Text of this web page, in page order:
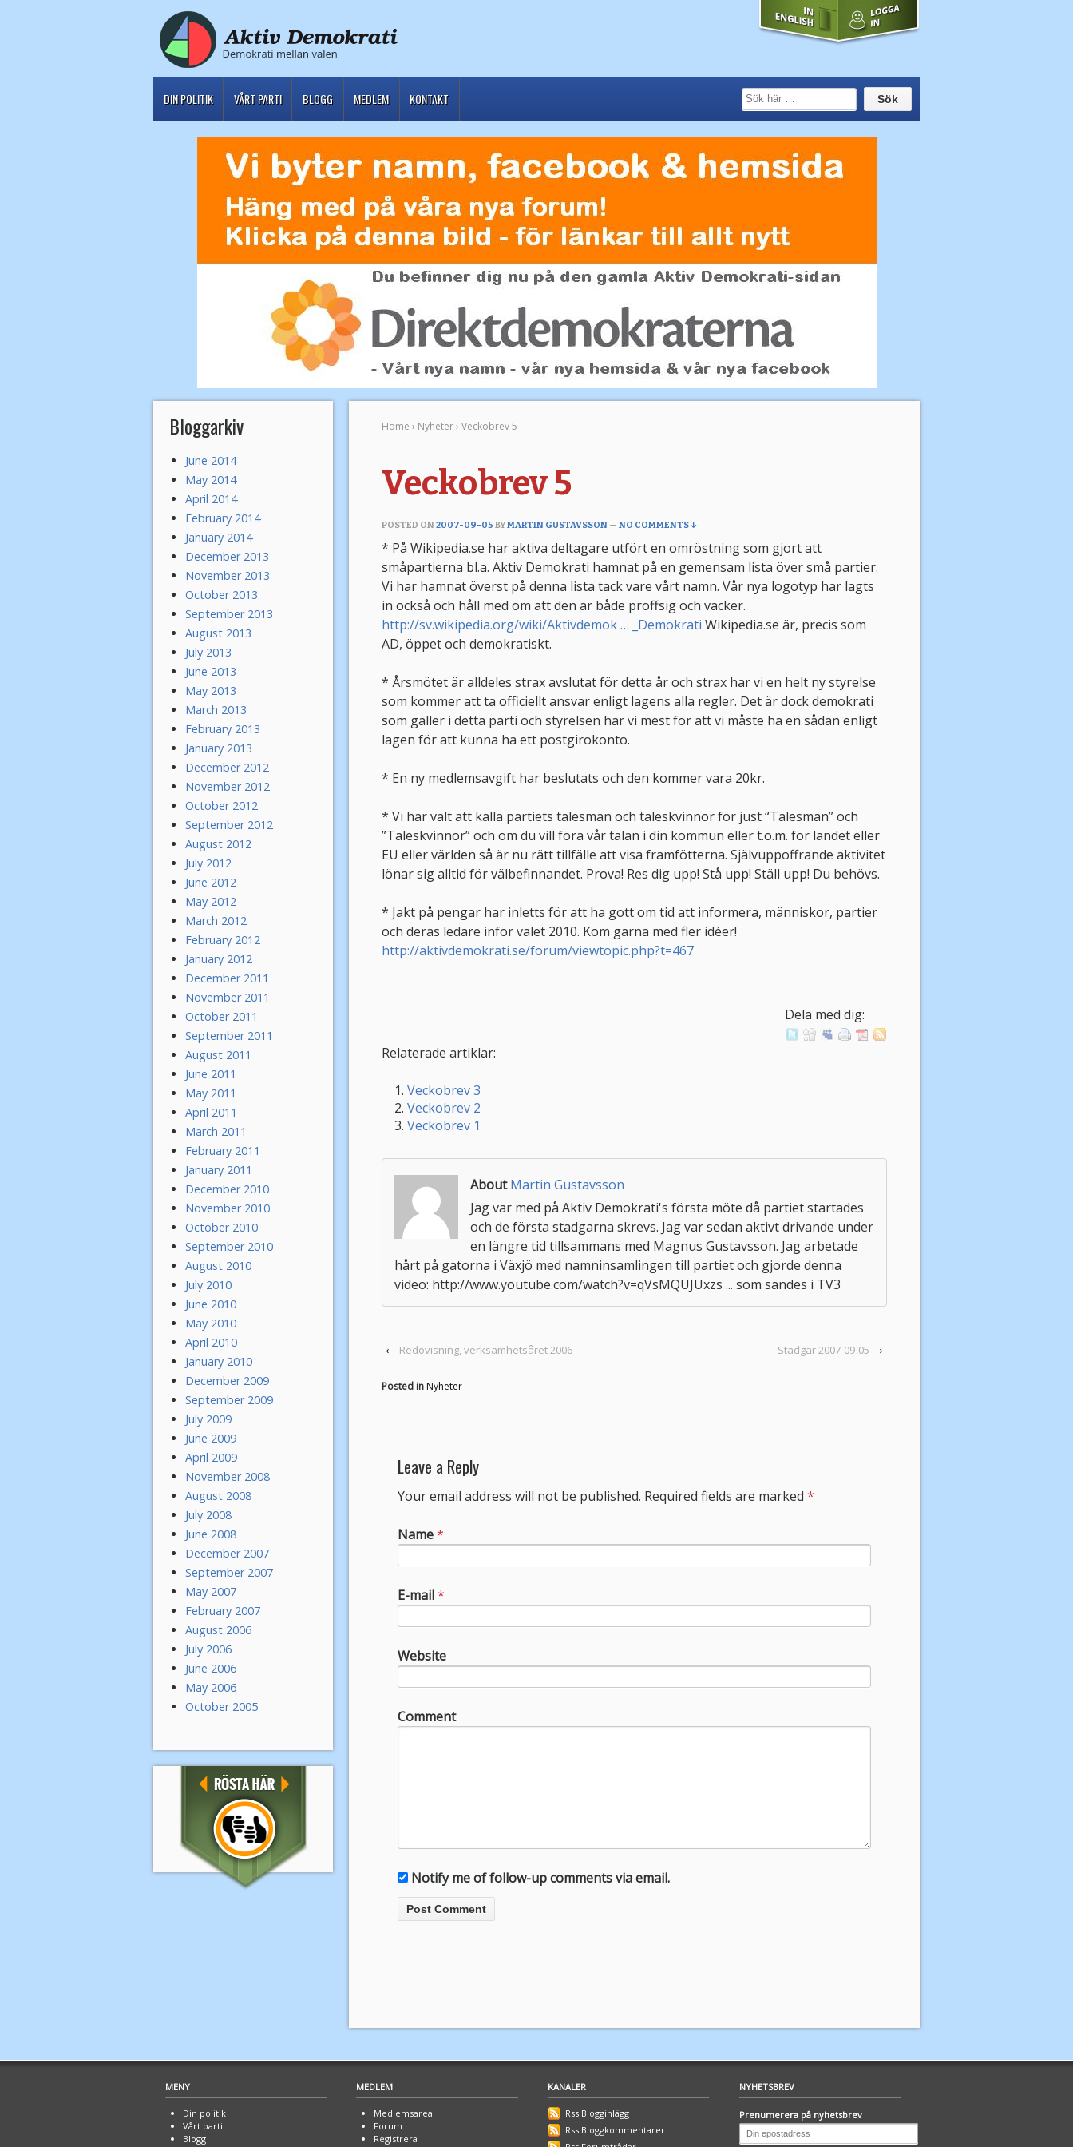
DIN POLITIK VÅRT PARTI BLOGG MEDLEM KONTAKT
Home › Nyheter› Veckobrev 5
Veckobrev 5
POSTED ON2007-09-05 BYMARTIN GUSTAVSSON — NO COMMENTS ↓
* På Wikipedia.se har aktiva deltagare utfört en omröstning som gjort att
småpartierna bl.a. Aktiv Demokrati hamnat på en gemensam lista över små partier.
Vi har hamnat överst på denna lista tack vare vårt namn. Vår nya logotyp har lagts
in också och håll med om att den är både proffsig och vacker.
http://sv.wikipedia.org/wiki/Aktivdemok … _Demokrati Wikipedia.se är, precis som
AD, öppet och demokratiskt.
* Årsmötet är alldeles strax avslutat för detta år och strax har vi en helt ny styrelse
som kommer att ta officiellt ansvar enligt lagens alla regler. Det är dock demokrati
som gäller i detta parti och styrelsen har vi mest för att vi måste ha en sådan enligt
lagen för att kunna ha ett postgirokonto.
* En ny medlemsavgift har beslutats och den kommer vara 20kr.
* Vi har valt att kalla partiets talesmän och taleskvinnor för just “Talesmän” och
”Taleskvinnor” och om du vill föra vår talan i din kommun eller t.o.m. för landet eller
EU eller världen så är nu rätt tillfälle att visa framfötterna. Självuppoffrande aktivitet
lönar sig alltid för välbefinnandet. Prova! Res dig upp! Stå upp! Ställ upp! Du behövs.
* Jakt på pengar har inletts för att ha gott om tid att informera, människor, partier
och deras ledare inför valet 2010. Kom gärna med fler idéer!
http://aktivdemokrati.se/forum/viewtopic.php?t=467
Dela med dig:
Relaterade artiklar:
Veckobrev 3
Veckobrev 2
Veckobrev 1
AboutMartin Gustavsson
Jag var med på Aktiv Demokrati's första möte då partiet startades
och de första stadgarna skrevs. Jag var sedan aktivt drivande under
en längre tid tillsammans med Magnus Gustavsson. Jag arbetade
hårt på gatorna i Växjö med namninsamlingen till partiet och gjorde denna
video: http://www.youtube.com/watch?v=qVsMQUJUxzs ... som sändes i TV3
‹ Redovisning, verksamhetsåret 2006 Stadgar 2007-09-05 ›
Posted in Nyheter
Leave a Reply
Your email address will not be published. Required fields are marked *
Name*
E-mail*
Website
Comment
Notify me of follow-up comments via email.
Bloggarkiv
June 2014
May 2014
April 2014
February 2014
January 2014
December 2013
November 2013
October 2013
September 2013
August 2013
July 2013
June 2013
May 2013
March 2013
February 2013
January 2013
December 2012
November 2012
October 2012
September 2012
August 2012
July 2012
June 2012
May 2012
March 2012
February 2012
January 2012
December 2011
November 2011
October 2011
September 2011
August 2011
June 2011
May 2011
April 2011
March 2011
February 2011
January 2011
December 2010
November 2010
October 2010
September 2010
August 2010
July 2010
June 2010
May 2010
April 2010
January 2010
December 2009
September 2009
July 2009
June 2009
April 2009
November 2008
August 2008
July 2008
June 2008
December 2007
September 2007
May 2007
February 2007
August 2006
July 2006
June 2006
May 2006
October 2005
MENY
Din politik
Vårt parti
Blogg
MEDLEM
Medlemsarea
Forum
Registrera
KANALER
Rss Blogginlägg
Rss Bloggkommentarer
NYHETSBREV
Prenumerera på nyhetsbrev